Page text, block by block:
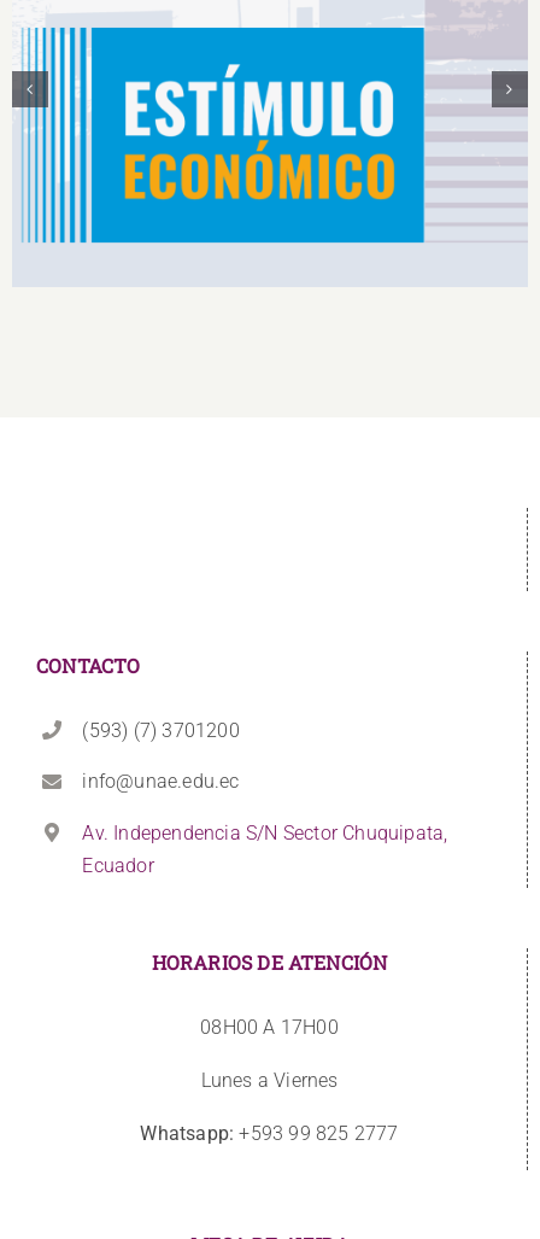
Estímulos Económicos para Deportistas de Alto
Rendimiento IS2026
CONTACTO
(593) (7) 3701200
info@unae.edu.ec
Av. Independencia S/N Sector Chuquipata,
Ecuador
HORARIOS DE ATENCIÓN
08H00 A 17H00
Lunes a Viernes
Whatsapp: +593 99 825 2777